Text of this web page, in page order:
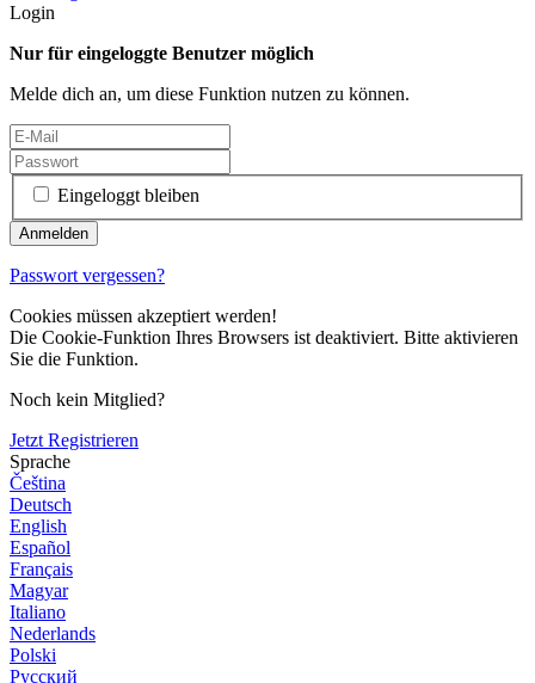
Login
Nur für eingeloggte Benutzer möglich
Melde dich an, um diese Funktion nutzen zu können.
Eingeloggt bleiben
Passwort vergessen?
Cookies müssen akzeptiert werden!
Die Cookie-Funktion Ihres Browsers ist deaktiviert. Bitte aktivieren
Sie die Funktion.
Noch kein Mitglied?
Jetzt Registrieren
Sprache
Čeština
Deutsch
English
Español
Français
Magyar
Italiano
Nederlands
Polski
Русский